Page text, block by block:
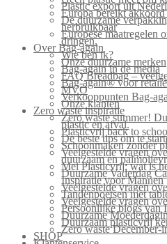
Plastic export uit
Europa bereikt
De duurzame
herbruikbaar
Europese maatregelen
dringen.
Over Bag-again
Wie ben ik?
Onze duurzame merken
Bag-again in de media
FAQ Breadbag –
Bag-again® voor
MVO
Verkooppunten Bag-
Onze klanten
Zero waste inspiratie
Zero waste summer!
plastic en afval.
Plasticvrij back to
De beste tips om te
Schoonmaken zonder
Veelgestelde vragen
duurzaam en
Mei Plasticvrij: wat is
Duurzame Vaderdag
Inspiratie voor Mannen
Veelgestelde vragen
Tandenpoetsen met
Veelgestelde vragen
Persoonlijke blogs van
Duurzame
Duurzaam plasticvrij
Zero waste December-
SHOP